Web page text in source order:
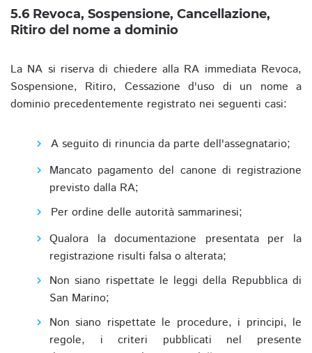
5.6 Revoca, Sospensione, Cancellazione,
Ritiro del nome a dominio
La NA si riserva di chiedere alla RA immediata Revoca,
Sospensione, Ritiro, Cessazione d'uso di un nome a
dominio precedentemente registrato nei seguenti casi:
A seguito di rinuncia da parte dell'assegnatario;
Mancato pagamento del canone di registrazione
previsto dalla RA;
Per ordine delle autorità sammarinesi;
Qualora la documentazione presentata per la
registrazione risulti falsa o alterata;
Non siano rispettate le leggi della Repubblica di
San Marino;
Non siano rispettate le procedure, i principi, le
regole, i criteri pubblicati nel presente